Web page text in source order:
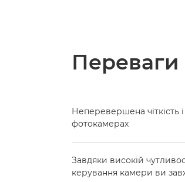
Переваги
Неперевершена чіткість
фотокамерах
Завдяки високій
керування камери ви